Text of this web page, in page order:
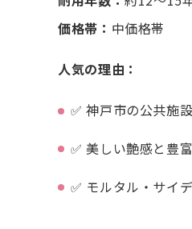
価格帯： 中価格帯
人気の理由：
✅ 神戸市の公共施
✅ 美しい艶感と豊
✅ モルタル・サイ